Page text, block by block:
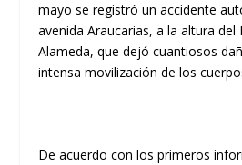
mayo se registró un accidente
avenida Araucarias, a la altura del
Alameda, que dejó cuantiosos
intensa movilización de los
​De acuerdo con los primeros